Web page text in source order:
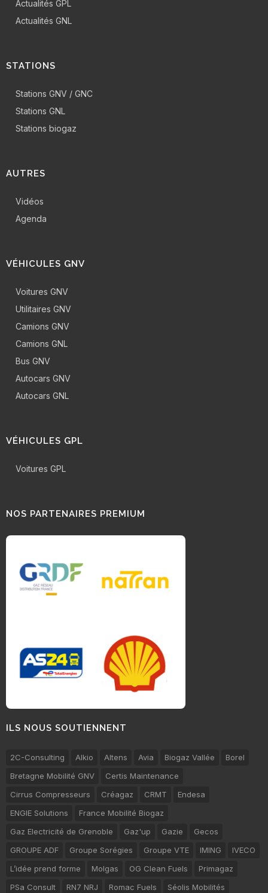
Actualités GPL
Actualités GNL
STATIONS
Stations GNV / GNC
Stations GNL
Stations biogaz
AUTRES
Vidéos
Agenda
VÉHICULES GNV
Voitures GNV
Utilitaires GNV
Camions GNV
Camions GNL
Bus GNV
Autocars GNV
Autocars GNL
VÉHICULES GPL
Voitures GPL
NOS PARTENAIRES PREMIUM
ILS NOUS SOUTIENNENT
2C-Consulting Alkio Altens Avia Biogaz Vallée
Borel
Bretagne Mobilité GNV
Certis Maintenance
Cirrus Compresseurs
Créagaz CRMT
Endesa
ENGIE Solutions
France Mobilité Biogaz
Gaz Electricité de Grenoble
Gaz'up Gazie
Gecos
GROUPE ADF
Groupe Sorégies Groupe VTE IMING
IVECO
L’idée prend forme
Molgas OG Clean Fuels
Primagaz
PSa Consult
RN7 NRJ Romac Fuels Séolis Mobilités